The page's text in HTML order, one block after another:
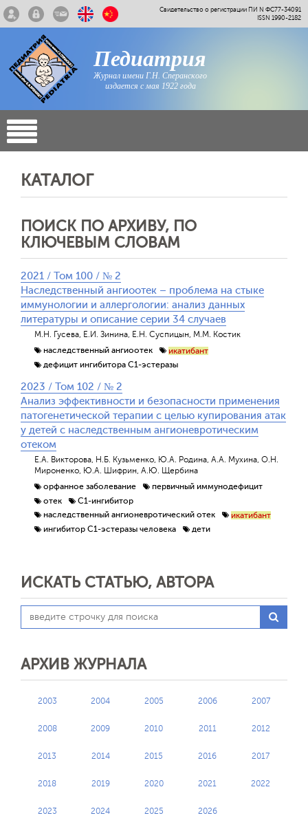
Свидетельство о регистрации ПИ N ФС77-34091
ISSN 1990-2182
Педиатрия
Журнал имени Г.Н. Сперанского
издается с мая 1922 года
КАТАЛОГ
ПОИСК ПО АРХИВУ, ПО
КЛЮЧЕВЫМ СЛОВАМ
2021 / Том 100 / № 2
Наследственный ангиоотек – проблема на стыке
иммунологии и аллергологии: анализ данных
литературы и описание серии 34 случаев
М.Н. Гусева, Е.И. Зинина, Е.Н. Суспицын, М.М. Костик
наследственный ангиоотек
икатибант
дефицит ингибитора C1-эстеразы
2023 / Том 102 / № 2
Анализ эффективности и безопасности применения
патогенетической терапии с целью купирования атак
у детей с наследственным ангионевротическим
отеком
Е.А. Викторова, Н.Б. Кузьменко, Ю.А. Родина, А.А. Мухина, О.Н.
Мироненко, Ю.А. Шифрин, А.Ю. Щербина
орфанное заболевание
первичный иммунодефицит
отек
С1-ингибитор
наследственный ангионевротический отек
икатибант
ингибитор С1-эстеразы человека
дети
ИСКАТЬ СТАТЬЮ, АВТОРА
АРХИВ ЖУРНАЛА
2003 2004 2005 2006 2007
2008 2009 2010 2011 2012
2013 2014 2015 2016 2017
2018 2019 2020 2021 2022
2023 2024 2025 2026